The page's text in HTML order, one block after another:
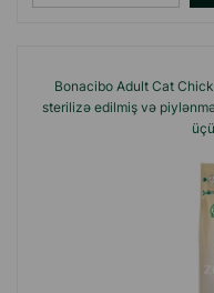
Bonacibo Adult Cat
sterilizə edilmiş və